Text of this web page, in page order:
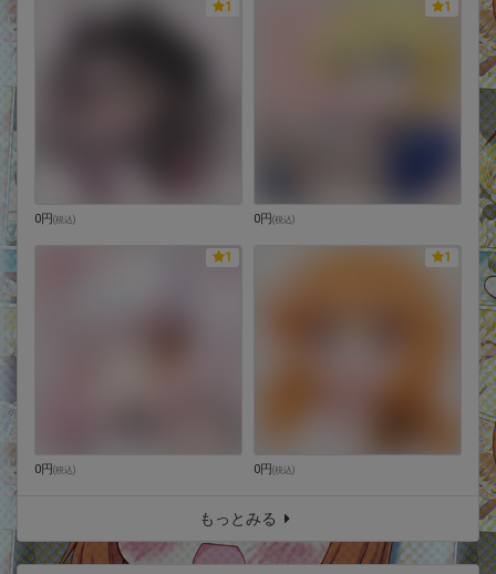
1
0円(税込)
1
0円(税込)
1
0円(税込)
1
0円(税込)
もっとみる